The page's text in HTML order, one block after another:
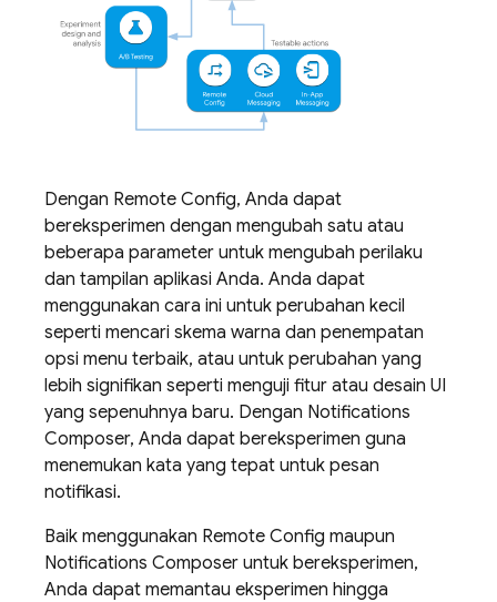
Dengan Remote Config, Anda dapat
bereksperimen dengan mengubah satu atau
beberapa parameter untuk mengubah perilaku
dan tampilan aplikasi Anda. Anda dapat
menggunakan cara ini untuk perubahan kecil
seperti mencari skema warna dan penempatan
opsi menu terbaik, atau untuk perubahan yang
lebih signifikan seperti menguji fitur atau desain UI
yang sepenuhnya baru. Dengan Notifications
Composer, Anda dapat bereksperimen guna
menemukan kata yang tepat untuk pesan
notifikasi.
Baik menggunakan Remote Config maupun
Notifications Composer untuk bereksperimen,
Anda dapat memantau eksperimen hingga